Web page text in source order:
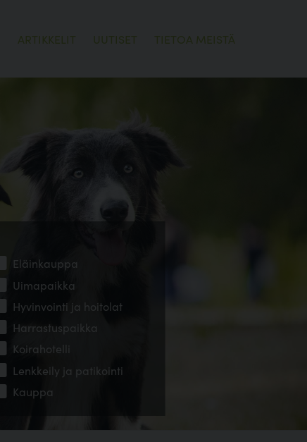
ARTIKKELIT UUTISET TIETOA MEISTÄ
Eläinkauppa
Uimapaikka
Hyvinvointi ja hoitolat
Harrastuspaikka
Koirahotelli
Lenkkeily ja patikointi
Kauppa